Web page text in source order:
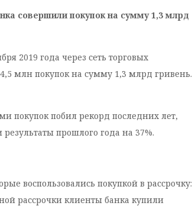
совершили покупок на сумму 1,3 млрд
2019 года через сеть торговых
млн покупок на сумму 1,3 млрд гривень.
покупок побил рекорд последних лет,
прошлого года на 37%.
воспользовались покупкой в рассрочку:
рассрочки клиенты банка купили